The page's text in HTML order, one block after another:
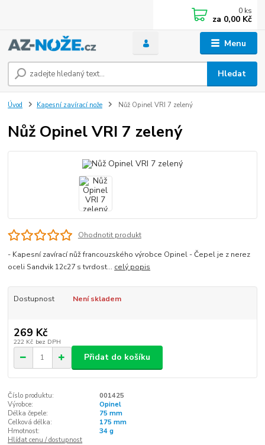
Menu
Hledat
0 ks
za 0,00 Kč
Úvod Kapesní zavírací nože Nůž Opinel VRI 7 zelený
Nůž Opinel VRI 7 zelený
Ohodnotit produkt
- Kapesní zavírací nůž francouzského výrobce Opinel - Čepel je z nerez
oceli Sandvik 12c27 s tvrdost... celý popis
Dostupnost Není skladem
269 Kč
222 Kč bez DPH
Přidat do košíku
Číslo produktu:
001425
Výrobce:
Opinel
Délka čepele:
75 mm
Celková délka:
175 mm
Hmotnost:
34 g
Hlídat cenu / dostupnost